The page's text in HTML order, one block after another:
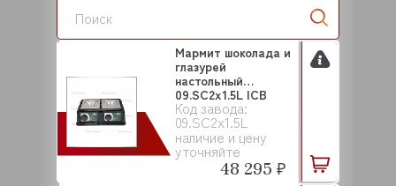
Код завода:
09.SC2x1.5L
наличие и цену
уточняйте
Мармит шоколада и
глазурей
настольный
09.SC2x1.5L ICB
TECNOLOGIE ...
48 295 ₽